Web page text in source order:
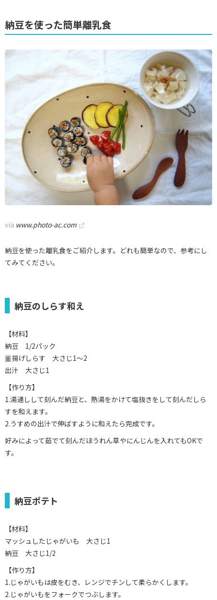
納豆を使った簡単離乳食
via www.photo-ac.com
納豆を使った離乳食をご紹介します。どれも簡単なので、参考にし
てみてください。
納豆のしらす和え
【材料】
納豆 1/2パック
釜揚げしらす 大さじ1～2
出汁 大さじ1
【作り方】
1.湯通しして刻んだ納豆と、熱湯をかけて塩抜きをして刻んだしら
すを和えます。
2.うすめの出汁で伸ばすように和えたら完成です。
好みによって茹でて刻んだほうれん草やにんじんを入れてもOKで
す。
納豆ポテト
【材料】
マッシュしたじゃがいも 大さじ1
納豆 大さじ1/2
【作り方】
1.じゃがいもは皮をむき、レンジでチンして柔らかくします。
2.じゃがいもをフォークでつぶします。